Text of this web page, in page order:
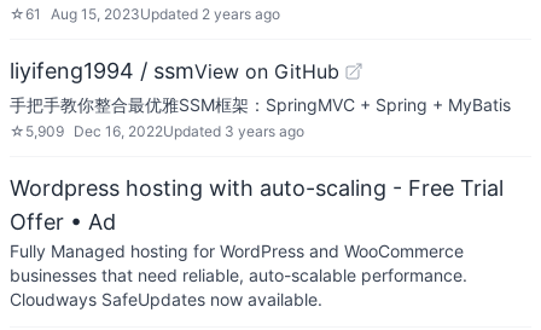
☆61 Aug 15, 2023Updated 2 years ago
liyifeng1994 / ssmView on GitHub
手把手教你整合最优雅SSM框架：SpringMVC + Spring + MyBatis
☆ 5,909 Dec 16, 2022Updated 3 years ago
Wordpress hosting with auto-scaling - Free Trial
Offer • Ad
Fully Managed hosting for WordPress and WooCommerce
businesses that need reliable, auto-scalable performance.
Cloudways SafeUpdates now available.